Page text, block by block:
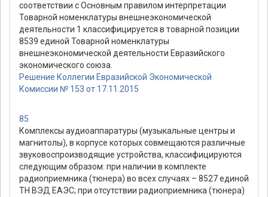
соответствии с Основным правилом интерпретации
Товарной номенклатуры внешнеэкономической
деятельности 1 классифицируется в товарной позиции
8539 единой Товарной номенклатуры
внешнеэкономической деятельности Евразийского
экономического союза.
Решение Коллегии Евразийской Экономической
Комиссии № 153 от 17.11.2015
85
Комплексы аудиоаппаратуры (музыкальные центры и
магнитолы), в корпусе которых совмещаются различные
звуковоспроизводящие устройства, классифицируются
следующим образом: при наличии в комплекте
радиоприемника (тюнера) во всех случаях – 8527 единой
ТН ВЭД ЕАЭС; при отсутствии радиоприемника (тюнера)